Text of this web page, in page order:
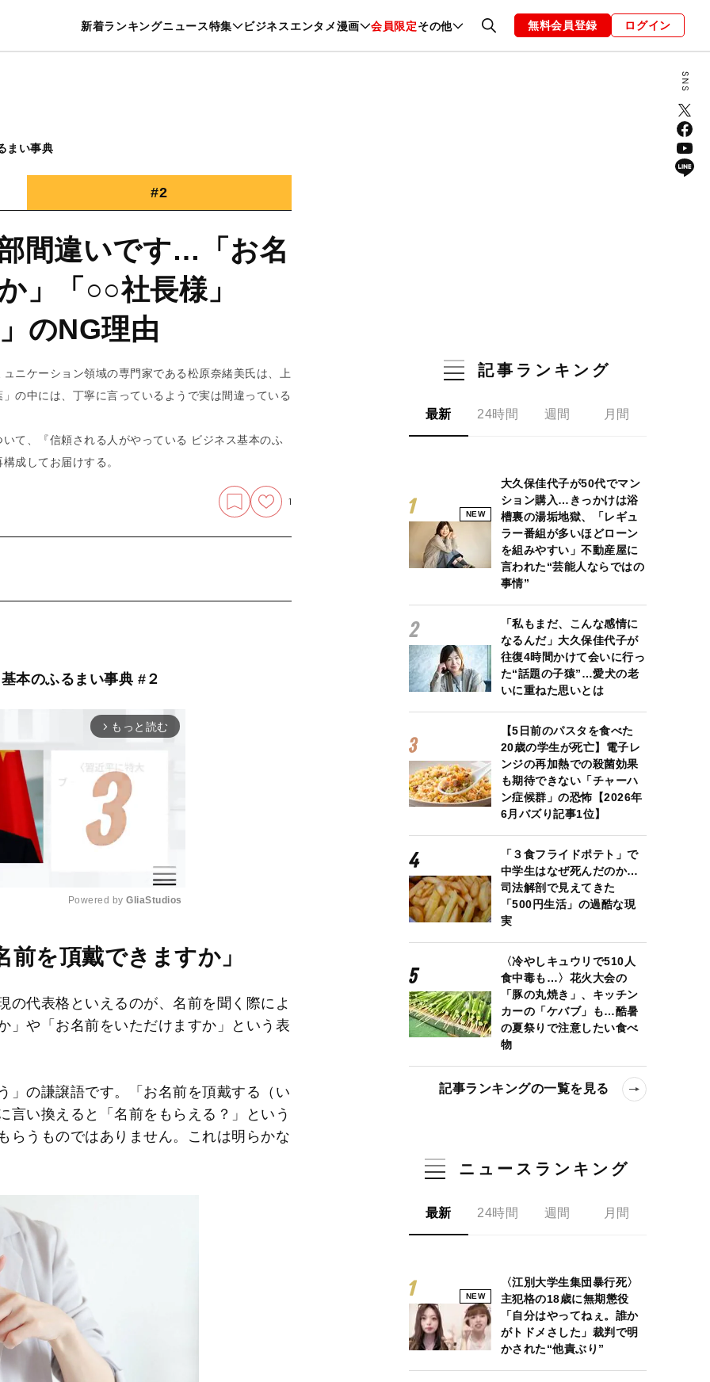
新着ランキングニュース特集 ビジネスエンタメ漫画 会員限定その他
暮らし スポーツ ヘルスケア 美容 グルメ ファッション 恋愛・結婚 編集部 お知らせ
無料会員登録 ログイン
まい事典
#2
間違いです…「お名
」「○○社長様」
のNG理由
ニケーション領域の専門家である松原奈緒美氏は、上
の中には、丁寧に言っているようで実は間違っている
て、『信頼される人がやっている ビジネス基本のふ
成してお届けする。
1
本のふるまい事典 #２
arrow_forward_ios もっと読む
M
u
e
Powered by GliaStudios
を頂戴できますか」
の代表格といえるのが、名前を聞く際によ
」や「お名前をいただけますか」という表
」の謙譲語です。「お名前を頂戴する（い
言い換えると「名前をもらえる？」という
らうものではありません。これは明らかな
記事ランキング
最新 24時間 週間 月間
NEW
大久保佳代子が50代でマン
ション購入…きっかけは浴
槽裏の湯垢地獄、「レギュ
ラー番組が多いほどローン
を組みやすい」不動産屋に
言われた“芸能人ならではの
事情”
「私もまだ、こんな感情に
なるんだ」大久保佳代子が
往復4時間かけて会いに行っ
た“話題の子猿”…愛犬の老
いに重ねた思いとは
【5日前のパスタを食べた
20歳の学生が死亡】電子レ
ンジの再加熱での殺菌効果
も期待できない「チャーハ
ン症候群」の恐怖【2026年
6月バズり記事1位】
「３食フライドポテト」で
中学生はなぜ死んだのか…
司法解剖で見えてきた
「500円生活」の過酷な現
実
〈冷やしキュウリで510人
食中毒も…〉花火大会の
「豚の丸焼き」、キッチン
カーの「ケバブ」も…酷暑
の夏祭りで注意したい食べ
物
記事ランキングの一覧を見る
ニュースランキング
最新 24時間 週間 月間
NEW
〈江別大学生集団暴行死〉
主犯格の18歳に無期懲役
「自分はやってねぇ。誰か
がトドメさした」裁判で明
かされた“他責ぶり”